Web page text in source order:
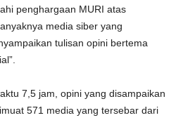
penghargaan MURI atas
media siber yang
tulisan opini bertema
7,5 jam, opini yang disampaikan
571 media yang tersebar dari